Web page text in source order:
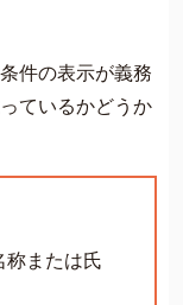
件の表示が義務
ているかどうか
称または氏